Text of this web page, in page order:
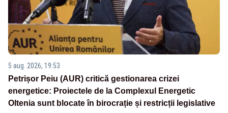
5 aug. 2026, 19:53
Petrișor Peiu (AUR) critică gestionarea crizei
energetice: Proiectele de la Complexul Energetic
Oltenia sunt blocate în birocrație și restricții legislative